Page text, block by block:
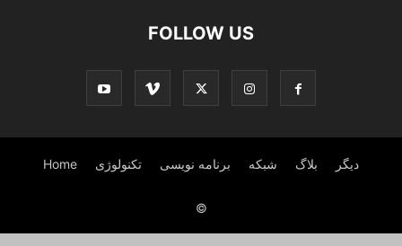
FOLLOW US
دیگر بلاگ شبکه برنامه نویسی تکنولوژی Home
©